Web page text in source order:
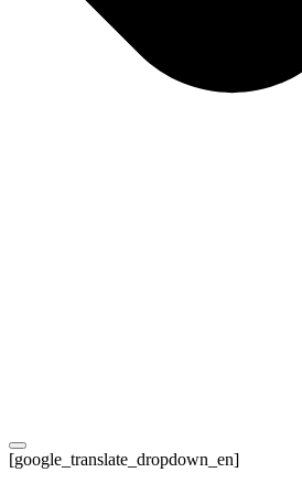
[google_translate_dropdown_en]